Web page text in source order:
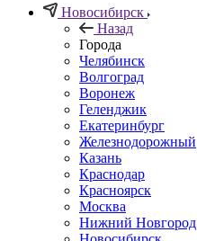
Новосибирск
Назад
Города
Челябинск
Волгоград
Воронеж
Геленджик
Екатеринбург
Железнодорожный
Казань
Краснодар
Красноярск
Москва
Нижний Новгород